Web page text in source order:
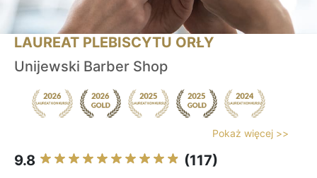
LAUREAT PLEBISCYTU ORŁY
Unijewski Barber Shop
Pokaż więcej >>
9.8 (117)